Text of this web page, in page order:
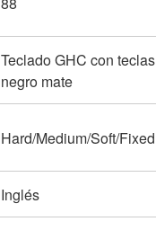
Teclado GHC con teclas
negro mate
Hard/Medium/Soft/Fixed
Inglés